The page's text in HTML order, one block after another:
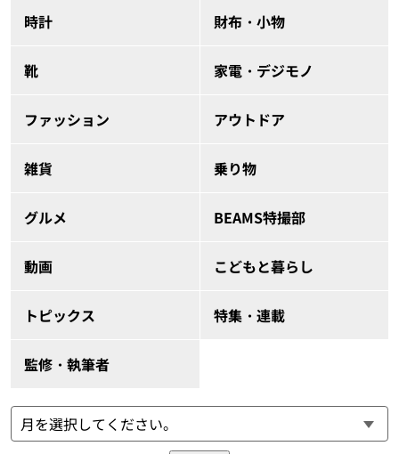
時計 財布・小物
靴 家電・デジモノ
ファッション アウトドア
雑貨 乗り物
グルメ BEAMS特撮部
動画 こどもと暮らし
トピックス 特集・連載
監修・執筆者